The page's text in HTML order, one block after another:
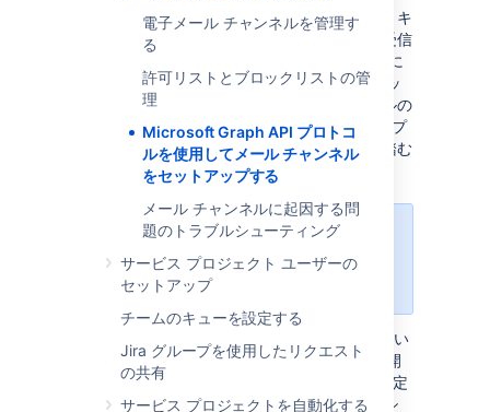
電子メール チャンネルを管理す
る
許可リストとブロックリストの管
理
Microsoft Graph API プロトコ
ルを使用してメール チャンネル
をセットアップする
メール チャンネルに起因する問
題のトラブルシューティング
サービス プロジェクト ユーザーの
セットアップ
チームのキューを設定する
Jira グループを使用したリクエスト
の共有
サービス プロジェクトを自動化する
お客様は、自分のメールボックスを使用して、キ
ューにリクエストを送信できます。メールを受信
して Jira Service Management でリクエストに
変換するには、メール チャンネルをセットアッ
プする必要があります。選択できるプロトコルの
1 つに Microsoft Graph API があります。このプ
ロトコルを使用するには、いくつかの手順を踏む
必要があります。
Jira Service Management 5.8 で
は、Microsoft Graph API は受信メ
ールにのみ使用できます。
Microsoft Graph API は OAuth 2.0 に基づいてい
るため、メール チャンネルのセットアップを開
始する前に、Azure Active Directory 統合を設定
し、Jira Service Management にアプリケーシ